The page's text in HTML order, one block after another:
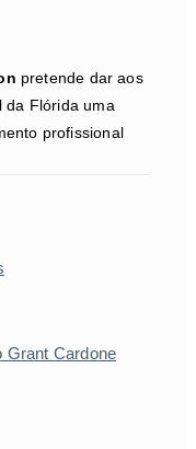
pretende dar aos
da Flórida uma
profissional
Grant Cardone